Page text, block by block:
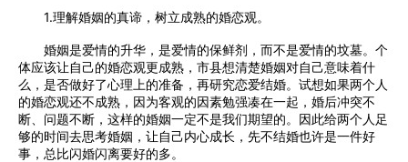
1.理解婚姻的真谛，树立成熟的婚恋观。
婚姻是爱情的升华，是爱情的保鲜剂，而不是爱情的坟墓。个
体应该让自己的婚恋观更成熟，市县想清楚婚姻对自己意味着什
么，是否做好了心理上的准备，再研究恋爱结婚。试想如果两个人
的婚恋观还不成熟，因为客观的因素勉强凑在一起，婚后冲突不
断、问题不断，这样的婚姻一定不是我们期望的。因此给两个人足
够的时间去思考婚姻，让自己内心成长，先不结婚也许是一件好
事，总比闪婚闪离要好的多。